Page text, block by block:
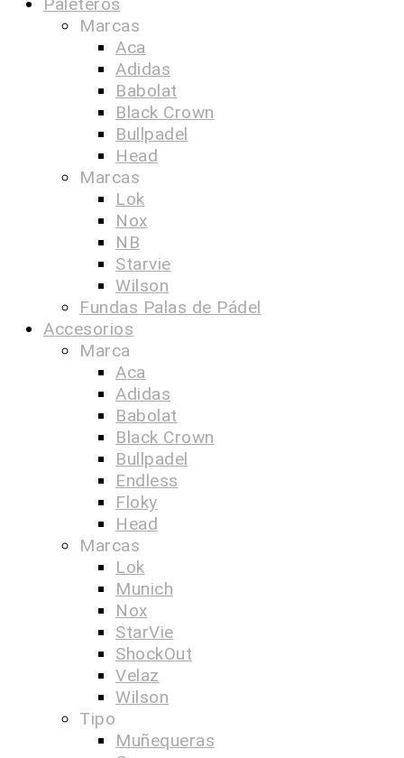
Marcas
Aca
Adidas
Babolat
Black Crown
Bullpadel
Head
Marcas
Lok
Nox
NB
Starvie
Wilson
Fundas Palas de Pádel
Accesorios
Marca
Aca
Adidas
Babolat
Black Crown
Bullpadel
Endless
Floky
Head
Marcas
Lok
Munich
Nox
StarVie
ShockOut
Velaz
Wilson
Tipo
Muñequeras